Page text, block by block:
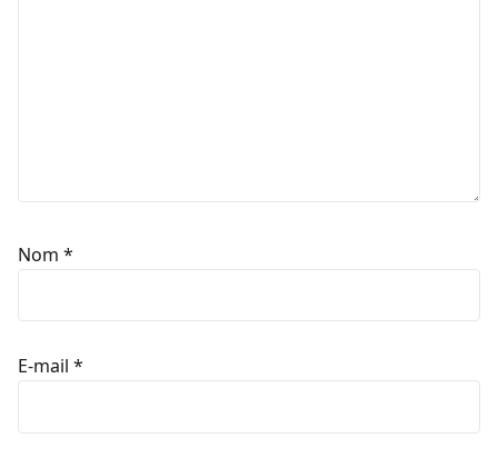
Nom *
E-mail *